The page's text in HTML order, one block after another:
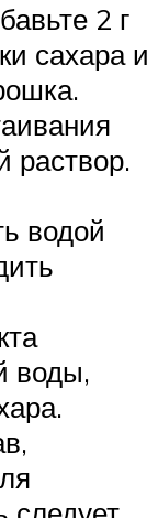
2 г
сахара и
раствор.
водой
воды,